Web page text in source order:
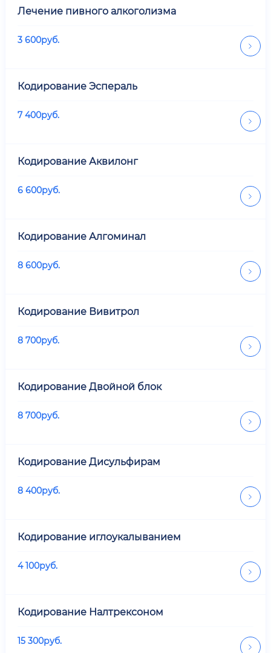
Лечение пивного алкоголизма
3 600руб.
Кодирование Эспераль
7 400руб.
Кодирование Аквилонг
6 600руб.
Кодирование Алгоминал
8 600руб.
Кодирование Вивитрол
8 700руб.
Кодирование Двойной блок
8 700руб.
Кодирование Дисульфирам
8 400руб.
Кодирование иглоукалыванием
4 100руб.
Кодирование Налтрексоном
15 300руб.